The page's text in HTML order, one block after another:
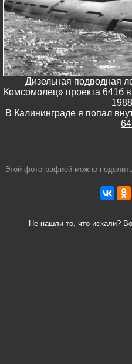
Дизельная подводная
Комсомолец» проекта 641б
В Калининграде я попал
Этой фотографией можно
Не нашли то, что искали?